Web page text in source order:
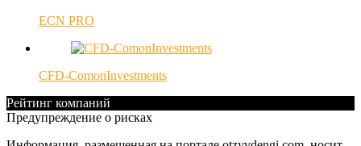
ECN PRO
CFD-ComonInvestments
Рейтинг компаний
Предупреждение о рисках